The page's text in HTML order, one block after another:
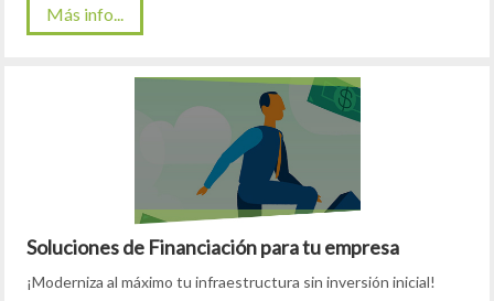
Más info...
Soluciones de Financiación para tu empresa
¡Moderniza al máximo tu infraestructura sin inversión inicial!